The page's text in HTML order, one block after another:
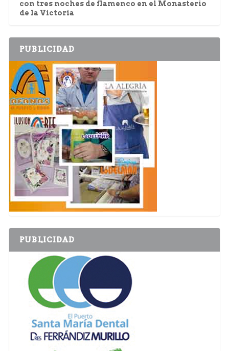
con tres noches de flamenco en el Monasterio
de la Victoria
PUBLICIDAD
PUBLICIDAD